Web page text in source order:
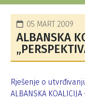
05 MART 2009
ALBANSKA
Rješenje o
ALBANSKA KOALICIJA